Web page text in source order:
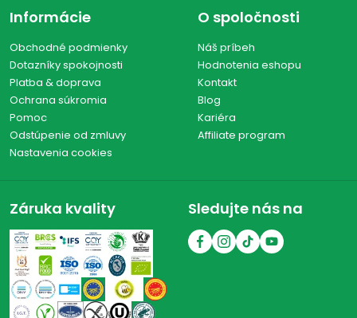
Informácie
Obchodné podmienky
Dotazníky spokojnosti
Platba & doprava
Ochrana súkromia
Pomoc
Odstúpenie od zmluvy
Nastavenia cookies
O spoločnosti
Náš príbeh
Hodnotenia eshopu
Kontakt
Blog
Kariéra
Affiliate program
Záruka kvality Sledujte nás na